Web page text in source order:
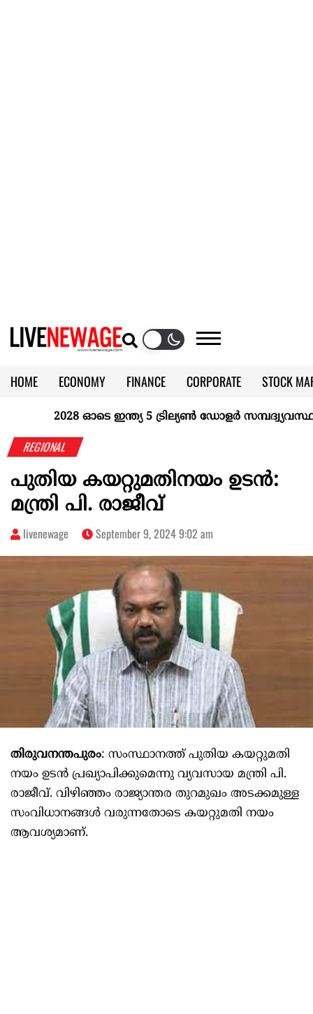
HOME ECONOMY FINANCE CORPORATE
STOCK
CALENDAR
KERALA @70
2028 ഓടെ ഇന്ത്യ 5 ട്രില്യണ്‍ ഡോളര്‍
REGIONAL
പുതിയ കയറ്റുമതിനയം ഉടൻ:
മന്ത്രി പി. രാജീവ്
livenewage September 9, 2024 9:02 am
തിരുവനന്തപുരം: സംസ്ഥാനത്ത് പുതിയ കയറ്റുമതി
നയം ഉടൻ പ്രഖ്യാപിക്കുമെന്നു വ്യവസായ മന്ത്രി പി.
രാജീവ്. വിഴിഞ്ഞം രാജ്യാന്തര തുറമുഖം അടക്കമുള്ള
സംവിധാനങ്ങൾ വരുന്നതോടെ കയറ്റുമതി നയം
ആവശ്യമാണ്.